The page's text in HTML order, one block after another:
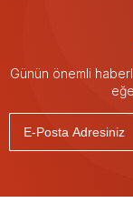
Günün önemli